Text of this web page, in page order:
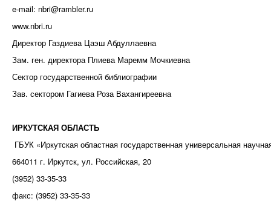
e-mail: nbri@rambler.ru
www.nbri.ru
Директор Газдиева Цаэш Абдуллаевна
Зам. ген. директора Плиева Маремм Мочкиевна
Сектор государственной библиографии
Зав. сектором Гагиева Роза Вахангиреевна
ИРКУТСКАЯ ОБЛАСТЬ
ГБУК «Иркутская областная государственная универсальная
664011 г. Иркутск, ул. Российская, 20
(3952) 33-35-33
факс: (3952) 33-35-33